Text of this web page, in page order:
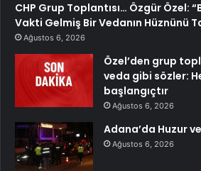
CHP Grup Toplantısı… Özgür Özel:
Vakti Gelmiş Bir Vedanın Hüznünü
Ağustos 6, 2026
Özel’den grup
veda gibi sözler:
başlangıçtır
Ağustos 6, 2026
Adana’da Huzur
Ağustos 6, 2026